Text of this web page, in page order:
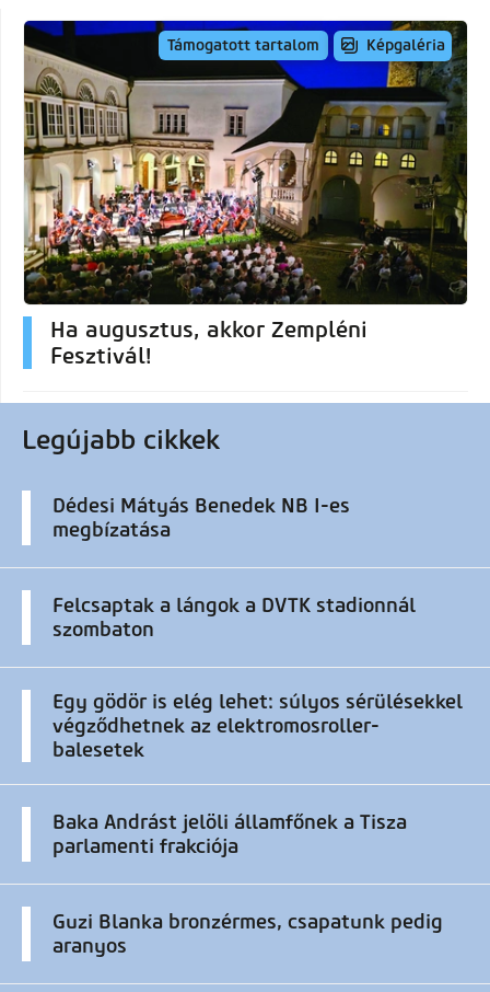
Támogatott tartalom Képgaléria
Ha augusztus, akkor Zempléni
Fesztivál!
Legújabb cikkek
Dédesi Mátyás Benedek NB I-es
megbízatása
Felcsaptak a lángok a DVTK stadionnál
szombaton
Egy gödör is elég lehet: súlyos sérülésekkel
végződhetnek az elektromosroller-
balesetek
Baka Andrást jelöli államfőnek a Tisza
parlamenti frakciója
Guzi Blanka bronzérmes, csapatunk pedig
aranyos